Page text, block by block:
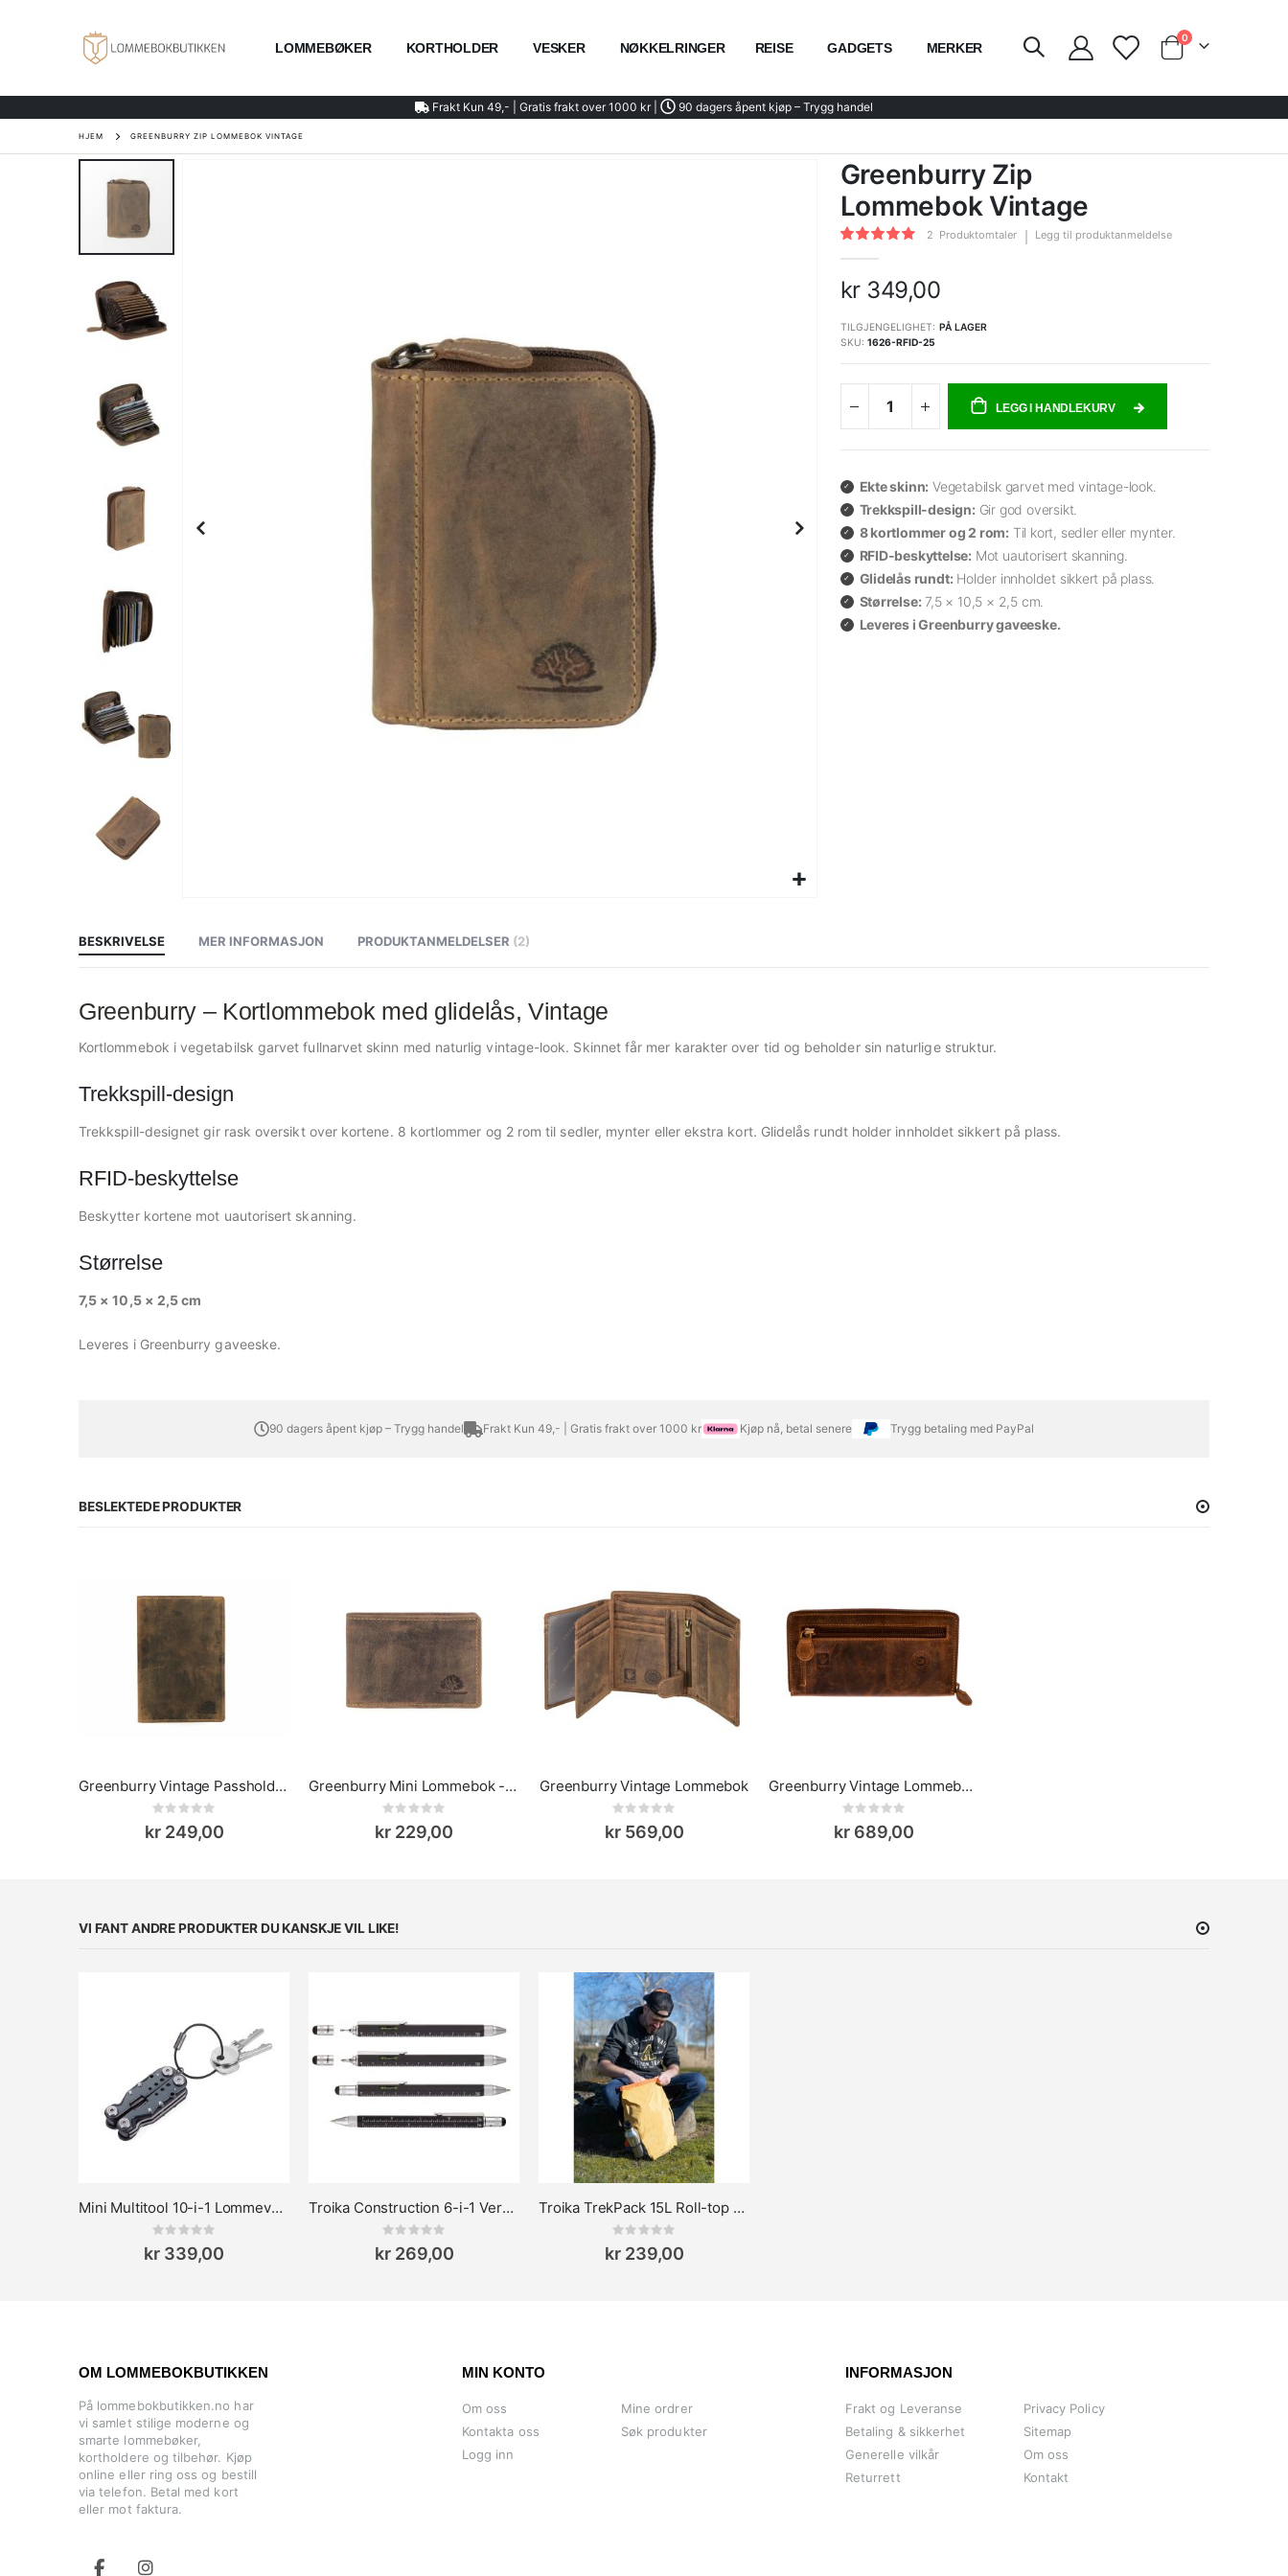
LOMMEBØKER KORTHOLDER VESKER NØKKELRINGER REISE GADGETS MERKER kurven
0elementer
Frakt Kun 49,- | Gratis frakt over 1000 kr | 90 dagers åpent kjøp – Trygg handel
HJEM GREENBURRY ZIP LOMMEBOK VINTAGE
Gå
slutten
av
bildegalleri
Greenburry Zip
Lommebok Vintage
Rating:
90
% of100
2 Produktomtaler Legg til produktanmeldelse
kr 349,00
TILGJENGELIGHET: PÅ LAGER
SKU 1626-RFID-25
LEGG I HANDLEKURV
Ekte skinn: Vegetabilsk garvet med vintage-look.
Trekkspill-design: Gir god oversikt.
8 kortlommer og 2 rom: Til kort, sedler eller mynter.
RFID-beskyttelse: Mot uautorisert skanning.
Glidelås rundt: Holder innholdet sikkert på plass.
Størrelse: 7,5 × 10,5 × 2,5 cm.
Leveres i Greenburry gaveeske.
BESKRIVELSE
Greenburry – Kortlommebok med glidelås, Vintage
Kortlommebok i vegetabilsk garvet fullnarvet skinn med naturlig vintage-look. Skinnet får mer karakter over tid og beholder sin naturlige struktur.
Trekkspill-design
Trekkspill-designet gir rask oversikt over kortene. 8 kortlommer og 2 rom til sedler, mynter eller ekstra kort. Glidelås rundt holder innholdet sikkert på plass.
RFID-beskyttelse
Beskytter kortene mot uautorisert skanning.
Størrelse
7,5 × 10,5 × 2,5 cm
Leveres i Greenburry gaveeske.
MER INFORMASJON PRODUKTANMELDELSER 2
90 dagers åpent kjøp – Trygg handel Frakt Kun 49,- | Gratis frakt over 1000 kr Kjøp nå, betal senere Trygg betaling med PayPal
BESLEKTEDE PRODUKTER
Greenburry Vintage Passholder skinn
Rating:
kr 249,00
Greenburry Mini Lommebok - Vintage
Rating:
kr 229,00
Greenburry Vintage Lommebok
Rating:
kr 569,00
Greenburry Vintage Lommebok Zip-Around
Rating:
kr 689,00
VI FANT ANDRE PRODUKTER DU KANSKJE VIL LIKE!
Mini Multitool 10-i-1 Lommeverktøy Troika Arbeitsgerät
Rating:
kr 339,00
Troika Construction 6-i-1 Verktøypenn – EDC Multitool
Rating:
kr 269,00
Troika TrekPack 15L Roll-top Sammenleggbar ryggsekk
Rating:
kr 239,00
OM LOMMEBOKBUTIKKEN
På lommebokbutikken.no har
vi samlet stilige moderne og
smarte lommebøker,
kortholdere og tilbehør. Kjøp
online eller ring oss og bestill
via telefon. Betal med kort
eller mot faktura.
MIN KONTO
Om oss
Kontakta oss
Logg inn
Mine ordrer
Søk produkter
INFORMASJON
Frakt og Leveranse
Betaling & sikkerhet
Generelle vilkår
Returrett
Privacy Policy
Sitemap
Om oss
Kontakt